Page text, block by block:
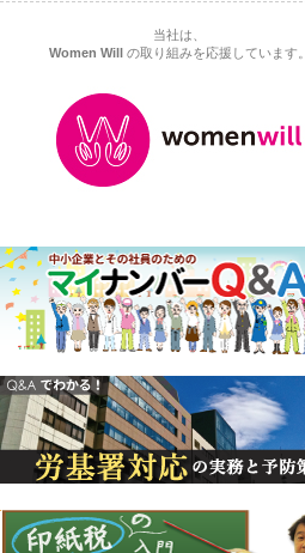
当社は、
Women Willの取り組みを応援しています。